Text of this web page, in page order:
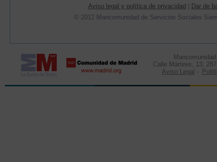
Aviso legal y política de privacidad
Dar de
© 2012 Mancomunidad de Servicios Sociales
Calle Mártires, 13,
Aviso Legal -